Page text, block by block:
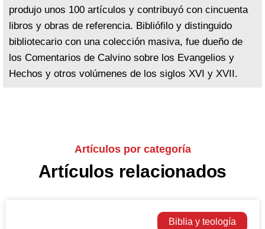
produjo unos 100 artículos y contribuyó con cincuenta
libros y obras de referencia. Bibliófilo y distinguido
bibliotecario con una colección masiva, fue dueño de
los Comentarios de Calvino sobre los Evangelios y
Hechos y otros volúmenes de los siglos XVI y XVII.
Artículos por categoría
Artículos relacionados
Biblia y teología